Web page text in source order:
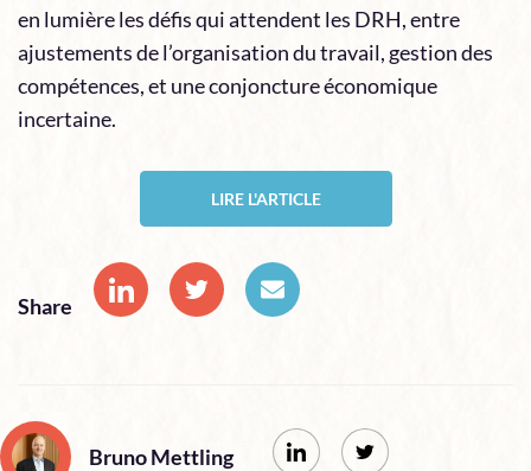
en lumière les défis qui attendent les DRH, entre
ajustements de l’organisation du travail, gestion des
compétences, et une conjoncture économique
incertaine.
LIRE L'ARTICLE
Share
Bruno Mettling